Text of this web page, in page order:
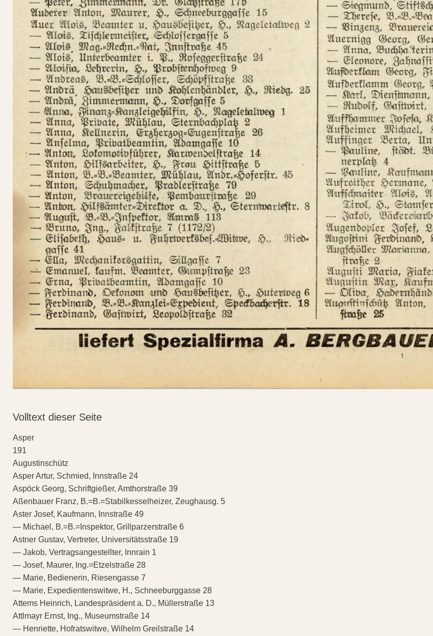
Volltext dieser Seite
Asper
191
Augustinschütz
Asper Artur, Schmied, Innstraße 24
Aspöck Georg, Schriftgießer, Amthorstraße 39
Aßenbauer Franz, B.=B.=Stabilkesselheizer, Zeughausg. 5
Aster Josef, Kaufmann, Innstraße 49
— Michael, B.=B.=Inspektor, Grillparzerstraße 6
Astner Gustav, Vertreter, Universitätsstraße 19
— Jakob, Vertragsangestellter, Innrain 1
— Josef, Maurer, Ing.=Etzelstraße 28
— Marie, Bedienerin, Riesengasse 7
— Marie, Expedientenswitwe, H., Schneeburggasse 28
Attems Heinrich, Landespräsident a. D., Müllerstraße 13
Attlmayr Ernst, Ing., Museumstraße 14
— Henriette, Hofratswitwe, Wilhelm Greilstraße 14